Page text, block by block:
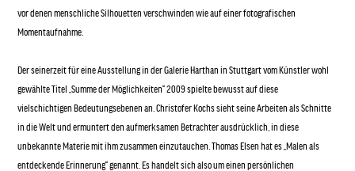
vor denen menschliche Silhouetten verschwinden wie auf einer fotografischen
Momentaufnahme.
Der seinerzeit für eine Ausstellung in der Galerie Harthan in Stuttgart vom Künstler wohl
gewählte Titel „Summe der Möglichkeiten“ 2009 spielte bewusst auf diese
vielschichtigen Bedeutungsebenen an. Christofer Kochs sieht seine Arbeiten als Schnitte
in die Welt und ermuntert den aufmerksamen Betrachter ausdrücklich, in diese
unbekannte Materie mit ihm zusammen einzutauchen. Thomas Elsen hat es „Malen als
entdeckende Erinnerung“ genannt. Es handelt sich also um einen persönlichen